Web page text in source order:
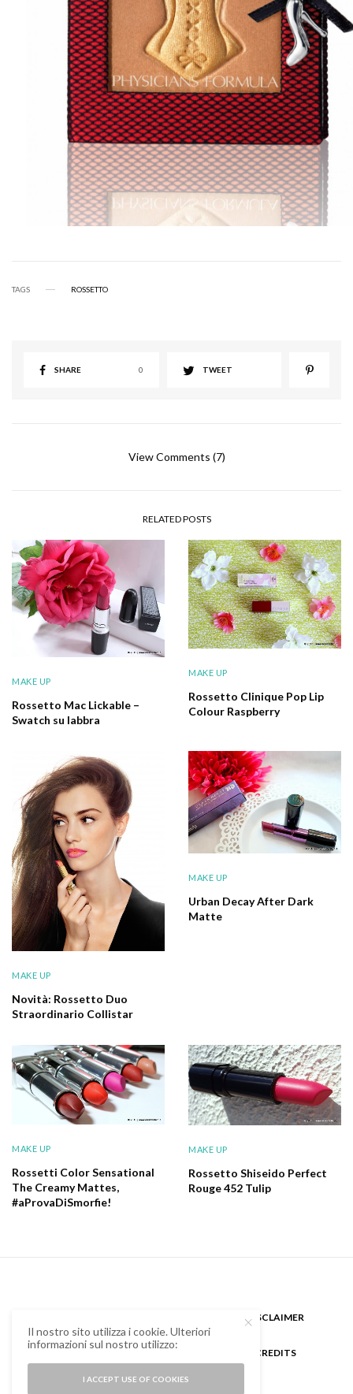
TAGS ROSSETTO
SHARE 0 TWEET
View Comments (7)
RELATED POSTS
MAKE UP
Rossetto Mac Lickable –
Swatch su labbra
MAKE UP
Rossetto Clinique Pop Lip
Colour Raspberry
MAKE UP
Novità: Rossetto Duo
Straordinario Collistar
MAKE UP
Urban Decay After Dark
Matte
MAKE UP
Rossetti Color Sensational
The Creamy Mattes,
#aProvaDiSmorfie!
MAKE UP
Rossetto Shiseido Perfect
Rouge 452 Tulip
DISCLAIMER
CREDITS
Il nostro sito utilizza i cookie. Ulteriori
informazioni sul nostro utilizzo:
I ACCEPT USE OF COOKIES